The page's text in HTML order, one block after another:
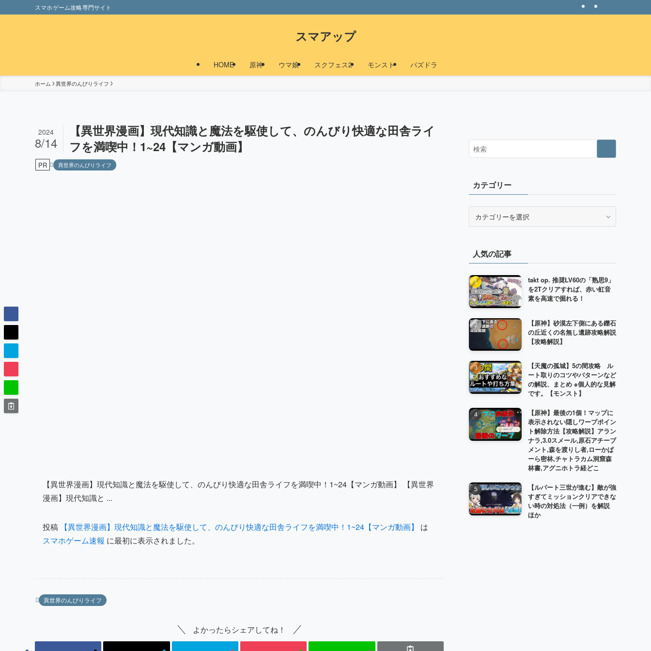
スマホゲーム攻略専門サイト
スマアップ
HOME 原神 ウマ娘 スクフェス2 モンスト パズドラ
ホーム 異世界のんびりライフ
【異世界漫画】現代知識と魔法を駆使して、のんびり快適な田舎ライ
フを満喫中！1~24【マンガ動画】
2024
8/14
PR 異世界のんびりライフ
【異世界漫画】現代知識と魔法を駆使して、のんびり快適な田舎ライフを満喫中！1~24【マンガ動画】 【異世界
漫画】現代知識と ...
投稿 【異世界漫画】現代知識と魔法を駆使して、のんびり快適な田舎ライフを満喫中！1~24【マンガ動画】
は
スマホゲーム速報 に最初に表示されました。
異世界のんびりライフ
よかったらシェアしてね！
カテゴリー
ー人気の記事
takt op. 推奨LV60の「熟思9」
を2Tクリアすれば、赤い虹音
素を高速で掘れる！
【原神】砂漠左下側にある鑠石
の丘近くの名無し遺跡攻略解説
【攻略解説】
【天魔の孤城】5の間攻略 ル
ート取りのコツやパターンなど
の解説、まとめ ※個人的な見解
です。【モンスト】
【原神】最後の1個！マップに
表示されない隠しワープポイン
ト解除方法【攻略解説】アラン
ナラ,3.0スメール,原石アチーブ
メント,森を渡りし者,ローかぱ
ーら密林,チャトラカム洞窟森
林書,アグニホトラ経どこ
【ルパート三世が進む】敵が強
すぎてミッションクリアできな
い時の対処法（一例）を解説
ほか